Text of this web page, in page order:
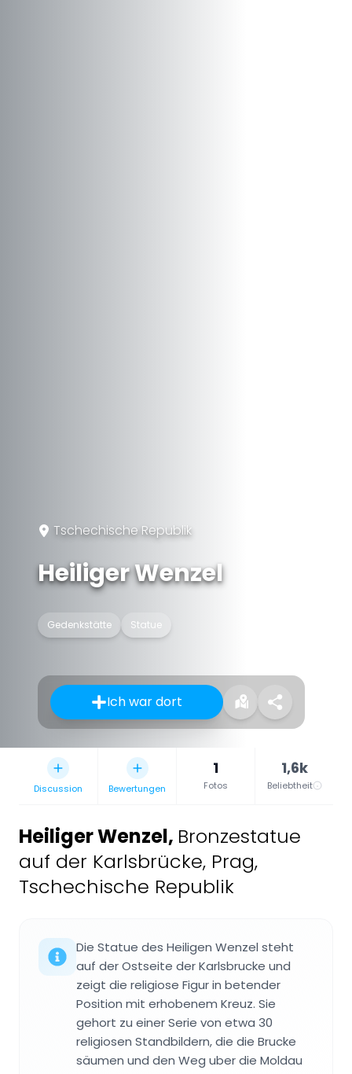
Tschechische Republik
Heiliger Wenzel
Gedenkstätte Statue
Ich war dort
Discussion Bewertungen
1
Fotos
1,6k
Beliebtheit
Heiliger Wenzel, Bronzestatue
auf der Karlsbrücke, Prag,
Tschechische Republik
Die Statue des Heiligen Wenzel steht
auf der Ostseite der Karlsbrucke und
zeigt die religiose Figur in betender
Position mit erhobenem Kreuz. Sie
gehort zu einer Serie von etwa 30
religiosen Standbildern, die die Brucke
säumen und den Weg uber die Moldau